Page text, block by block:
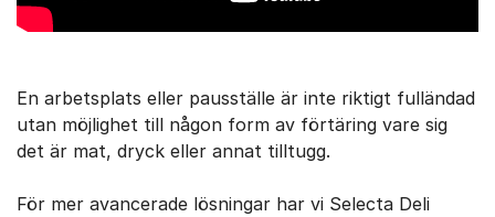
En arbetsplats eller pausställe är inte riktigt fulländad
utan möjlighet till någon form av förtäring vare sig
det är mat, dryck eller annat tilltugg.
För mer avancerade lösningar har vi Selecta Deli